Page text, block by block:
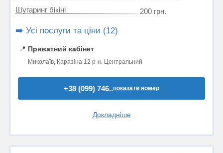
Шугаринг бікіні
200 грн.
➡️ Усі послуги та ціни (12)
📍 Приватний кабінет
Миколаїв, Каразіна 12 р-н. Центральний
+38 (099) 746..показати номер
Докладніше